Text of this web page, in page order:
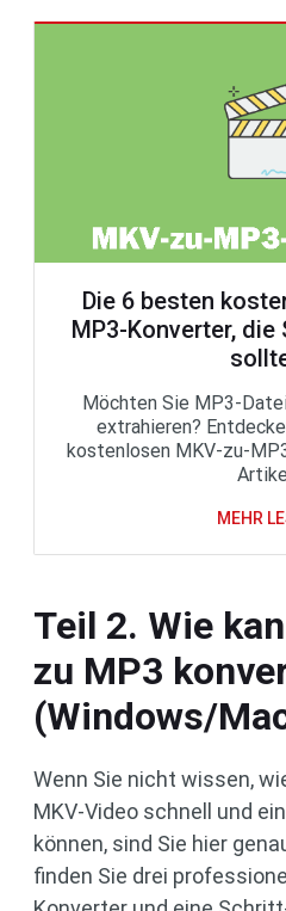
Die 6 besten
MP3-Konverter, die
Möchten Sie MP3-
extrahieren?
kostenlosen MKV-zu-
MEHR
Teil 2. Wie
zu MP3
(Windows/
Wenn Sie nicht wissen,
MKV-Video schnell und
können, sind Sie hier
finden Sie drei